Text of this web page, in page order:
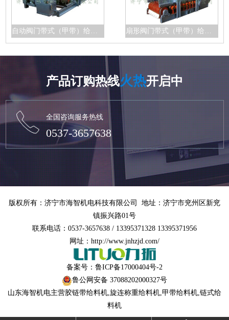
产品订购热线火热开启中
全国咨询服务热线
0537-3657638
版权所有：济宁市海智机电科技有限公司 地址：济宁市兖州区新兖
镇振兴路01号
联系电话：0537-3657638 / 13395371328 13395371956
网址：http://www.jnhzjd.com/
备案号： 鲁ICP备17000404号-2
鲁公网安备 37088202000327号
山东海智机电主营胶链带给料机,旋连称重给料机,甲带给料机,链式给
料机